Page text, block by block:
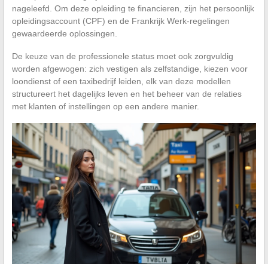
nageleefd. Om deze opleiding te financieren, zijn het persoonlijk
opleidingsaccount (CPF) en de Frankrijk Werk-regelingen
gewaardeerde oplossingen.
De keuze van de professionele status moet ook zorgvuldig
worden afgewogen: zich vestigen als zelfstandige, kiezen voor
loondienst of een taxibedrijf leiden, elk van deze modellen
structureert het dagelijks leven en het beheer van de relaties
met klanten of instellingen op een andere manier.